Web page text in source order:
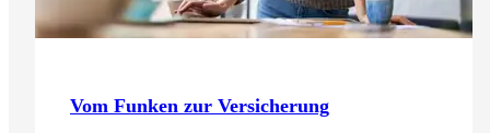
Vom Funken zur Versicherung